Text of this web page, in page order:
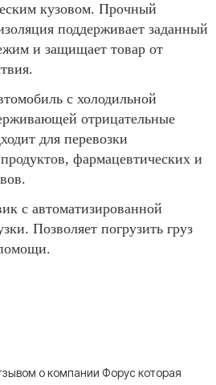
кузовом. Прочный
поддерживает заданный
и защищает товар от
с холодильной
отрицательные
для перевозки
фармацевтических и
с автоматизированной
Позволяет погрузить груз
о компании Форус которая